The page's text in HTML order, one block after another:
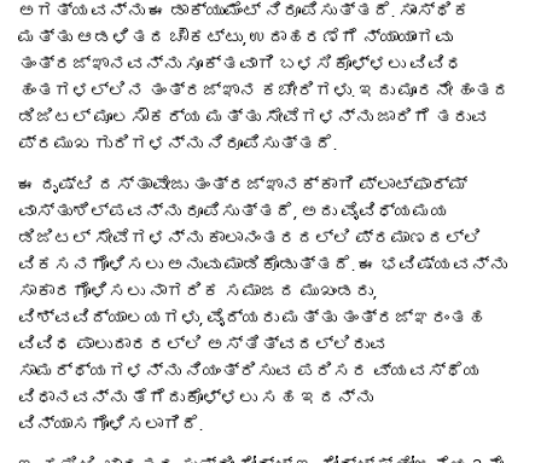
ಅಗತ್ಯವನ್ನು ಈ ಡಾಕ್ಯುಮೆಂಟ್ ನಿರೂಪಿಸುತ್ತದೆ. ಸಾಂಸ್ಥಿಕ
ಮತ್ತು ಆಡಳಿತದ ಚೌಕಟ್ಟು, ಉದಾಹರಣೆಗೆ ನ್ಯಾಯಾಂಗವು
ತಂತ್ರಜ್ಞಾನವನ್ನು ಸೂಕ್ತವಾಗಿ ಬಳಸಿಕೊಳ್ಳಲು ವಿವಿಧ
ಹಂತಗಳಲ್ಲಿನ ತಂತ್ರಜ್ಞಾನ ಕಚೇರಿಗಳು. ಇದು ಮೂರನೇ ಹಂತದ
ಡಿಜಿಟಲ್ ಮೂಲಸೌಕರ್ಯ ಮತ್ತು ಸೇವೆಗಳನ್ನು ಜಾರಿಗೆ ತರುವ
ಪ್ರಮುಖ ಗುರಿಗಳನ್ನು ನಿರೂಪಿಸುತ್ತದೆ.
ಈ ದೃಷ್ಟಿ ದಸ್ತಾವೇಜು ತಂತ್ರಜ್ಞಾನಕ್ಕಾಗಿ ಪ್ಲಾಟ್‌ಫಾರ್ಮ್
ವಾಸ್ತುಶಿಲ್ಪವನ್ನು ರೂಪಿಸುತ್ತದೆ, ಅದು ವೈವಿಧ್ಯಮಯ
ಡಿಜಿಟಲ್ ಸೇವೆಗಳನ್ನು ಕಾಲಾನಂತರದಲ್ಲಿ ಪ್ರಮಾಣದಲ್ಲಿ
ವಿಕಸನಗೊಳಿಸಲು ಅನುವು ಮಾಡಿಕೊಡುತ್ತದೆ. ಈ ಭವಿಷ್ಯವನ್ನು
ಸಾಕಾರಗೊಳಿಸಲು ನಾಗರಿಕ ಸಮಾಜದ ಮುಖಂಡರು,
ವಿಶ್ವವಿದ್ಯಾಲಯಗಳು, ವೈದ್ಯರು ಮತ್ತು ತಂತ್ರಜ್ಞರಂತಹ
ವಿವಿಧ ಪಾಲುದಾರರಲ್ಲಿ ಅಸ್ತಿತ್ವದಲ್ಲಿರುವ
ಸಾಮರ್ಥ್ಯಗಳನ್ನು ನಿಯಂತ್ರಿಸುವ ಪರಿಸರ ವ್ಯವಸ್ಥೆಯ
ವಿಧಾನವನ್ನು ತೆಗೆದುಕೊಳ್ಳಲು ಸಹ ಇದನ್ನು
ವಿನ್ಯಾಸಗೊಳಿಸಲಾಗಿದೆ.